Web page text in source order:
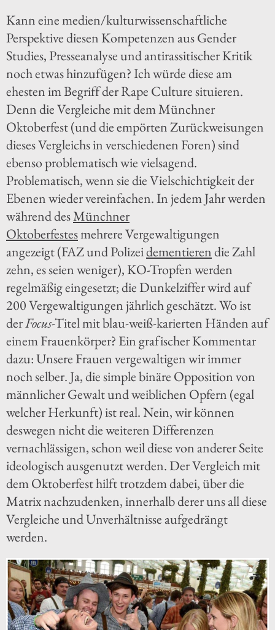
Kann eine medien/kulturwissenschaftliche
Perspektive diesen Kompetenzen aus Gender
Studies, Presseanalyse und antirassitischer Kritik
noch etwas hinzufügen? Ich würde diese am
ehesten im Begriff der Rape Culture situieren.
Denn die Vergleiche mit dem Münchner
Oktoberfest (und die empörten Zurückweisungen
dieses Vergleichs in verschiedenen Foren) sind
ebenso problematisch wie vielsagend.
Problematisch, wenn sie die Vielschichtigkeit der
Ebenen wieder vereinfachen. In jedem Jahr werden
während desMünchner
Oktoberfestesmehrere Vergewaltigungen
angezeigt (FAZ und Polizeidementierendie Zahl
zehn, es seien weniger), KO-Tropfen werden
regelmäßig eingesetzt; die Dunkelziffer wird auf
200 Vergewaltigungen jährlich geschätzt. Wo ist
derFocus-Titel mit blau-weiß-karierten Händen auf
einem Frauenkörper? Ein grafischer Kommentar
dazu: Unsere Frauen vergewaltigen wir immer
noch selber. Ja, die simple binäre Opposition von
männlicher Gewalt und weiblichen Opfern (egal
welcher Herkunft) ist real. Nein, wir können
deswegen nicht die weiteren Differenzen
vernachlässigen, schon weil diese von anderer Seite
ideologisch ausgenutzt werden. Der Vergleich mit
dem Oktoberfest hilft trotzdem dabei, über die
Matrix nachzudenken, innerhalb derer uns all diese
Vergleiche und Unverhältnisse aufgedrängt
werden.